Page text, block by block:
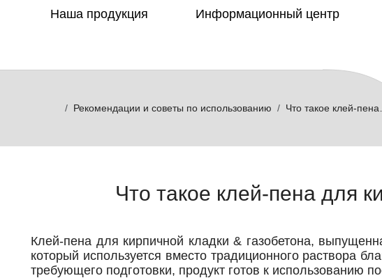
Наша продукция Информационный центр
Рекомендации и советы по использованию Что такое клей-пена для кирпича и газобетона? Где и как применяется?
Что такое клей-пена для
Клей-пена для кирпичной кладки & газобетона,
который используется вместо традиционного раствора
требующего подготовки, продукт готов к использованию